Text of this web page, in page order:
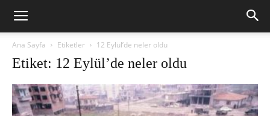
Ana Sayfa Etiketler 12 Eylül’de neler oldu
Etiket: 12 Eylül’de neler oldu